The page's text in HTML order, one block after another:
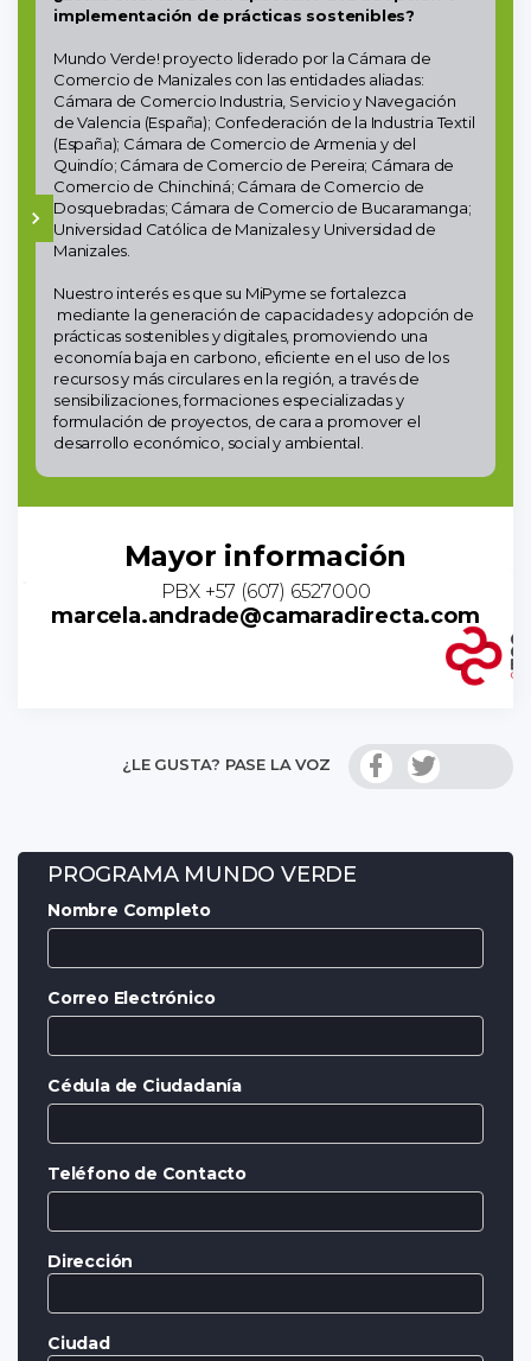
implementación de prácticas sostenibles?
Mundo Verde! proyecto liderado por la Cámara de
Comercio de Manizales con las entidades aliadas:
Cámara de Comercio Industria, Servicio y Navegación
de Valencia (España); Confederación de la Industria Textil
(España); Cámara de Comercio de Armenia y del
Quindío; Cámara de Comercio de Pereira; Cámara de
Comercio de Chinchiná; Cámara de Comercio de
Dosquebradas; Cámara de Comercio de Bucaramanga;
Universidad Católica de Manizales y Universidad de
Manizales.
Nuestro interés es que su MiPyme se fortalezca
mediante la generación de capacidades y adopción de
prácticas sostenibles y digitales, promoviendo una
economía baja en carbono, eficiente en el uso de los
recursos y más circulares en la región, a través de
sensibilizaciones, formaciones especializadas y
formulación de proyectos, de cara a promover el
desarrollo económico, social y ambiental.
Mayor información
PBX +57 (607) 6527000
marcela.andrade@camaradirecta.com
¿LE GUSTA? PASE LA VOZ
PROGRAMA MUNDO VERDE
Nombre Completo
Correo Electrónico
Cédula de Ciudadanía
Teléfono de Contacto
Dirección
Ciudad